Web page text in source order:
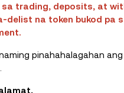
sa trading, deposits, at
delist na token bukod pa
pinahahalagahan